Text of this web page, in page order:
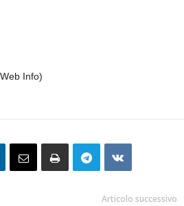
Info)
Articolo successivo